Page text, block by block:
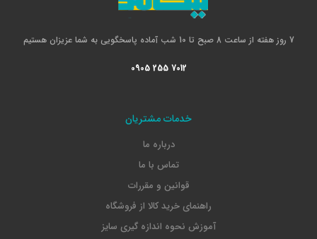
7 روز هفته از ساعت 8 صبح تا 10 شب آماده پاسخگویی به شما عزیزان هستیم
0905 255 7012
خدمات مشتریان
درباره ما
تماس با ما
قوانین و مقررات
راهنمای خرید کالا از فروشگاه
آموزش نحوه اندازه گیری سایز